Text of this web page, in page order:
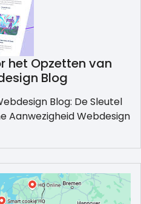
het Opzetten van
Blog
Blog: De Sleutel
Aanwezigheid Webdesign